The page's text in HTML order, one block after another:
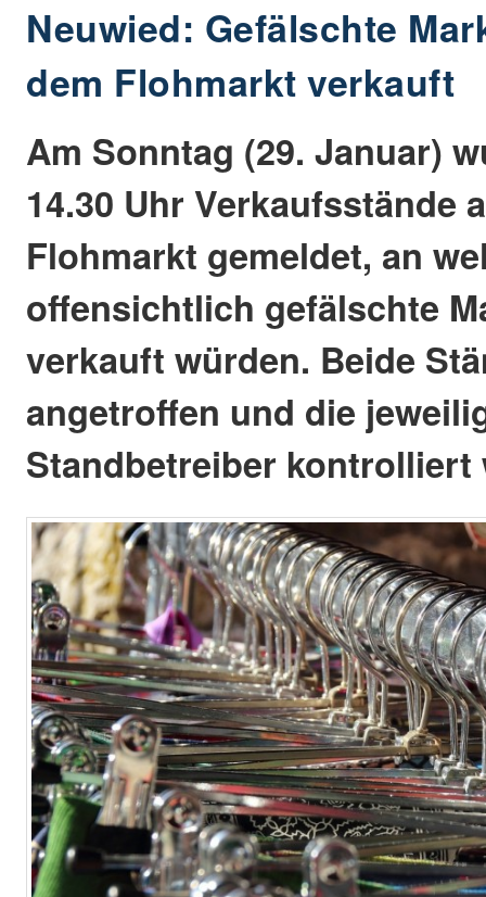
Neuwied: Gefälschte
dem Flohmarkt verkauft
Am Sonntag (29. Januar)
14.30 Uhr Verkaufsstände
Flohmarkt gemeldet, an
offensichtlich gefälschte
verkauft würden. Beide
angetroffen und die
Standbetreiber kontrolliert